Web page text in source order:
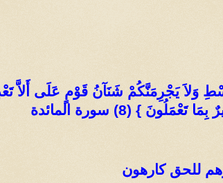
وَلاَ يَجْرِمَنَّكُمْ شَنَآنُ قَوْمٍ عَلَى أَلاَّ
} (8) سورة المائدة
للحق كارهون